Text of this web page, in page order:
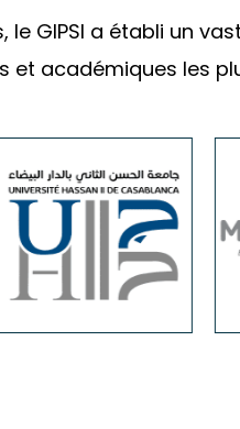
GIPSI a établi un
académiques les